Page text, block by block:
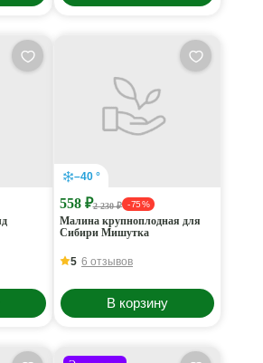
–40 °
558 ₽2 230 ₽ - 75 %
Малина крупноплодная для
Сибири Мишутка
5 6 отзывов
В корзину